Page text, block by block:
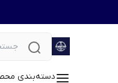
دسته‌بندی